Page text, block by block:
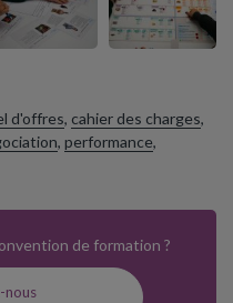
d'offres, cahier des charges,
, performance,
de formation ?
nous